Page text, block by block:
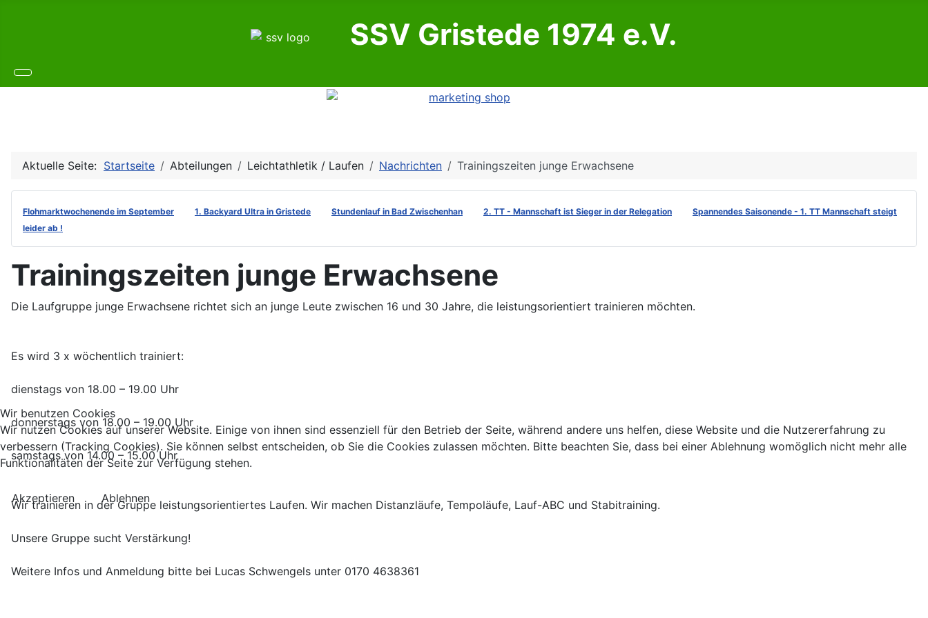
SSV Gristede 1974 e.V.
Aktuelle Seite: Startseite Abteilungen Leichtathletik / Laufen Nachrichten Trainingszeiten junge Erwachsene
Flohmarktwochenende im September 1. Backyard Ultra in Gristede Stundenlauf in Bad Zwischenhan 2. TT - Mannschaft ist Sieger in der Relegation
Spannendes Saisonende - 1. TT Mannschaft steigt
leider ab !
Trainingszeiten junge Erwachsene
Die Laufgruppe junge Erwachsene richtet sich an junge Leute zwischen 16 und 30 Jahre, die leistungsorientiert trainieren möchten.
Es wird 3 x wöchentlich trainiert:
dienstags von 18.00 – 19.00 Uhr
donnerstags von 18.00 – 19.00 Uhr
samstags von 14.00 – 15.00 Uhr
Wir trainieren in der Gruppe leistungsorientiertes Laufen. Wir machen Distanzläufe, Tempoläufe, Lauf-ABC und Stabitraining.
Unsere Gruppe sucht Verstärkung!
Weitere Infos und Anmeldung bitte bei Lucas Schwengels unter 0170 4638361
Wir benutzen Cookies
Wir nutzen Cookies auf unserer Website. Einige von ihnen sind essenziell für den Betrieb der Seite, während andere uns helfen, diese Website und die Nutzererfahrung zu
verbessern (Tracking Cookies). Sie können selbst entscheiden, ob Sie die Cookies zulassen möchten. Bitte beachten Sie, dass bei einer Ablehnung womöglich nicht mehr alle
Funktionalitäten der Seite zur Verfügung stehen.
Akzeptieren Ablehnen